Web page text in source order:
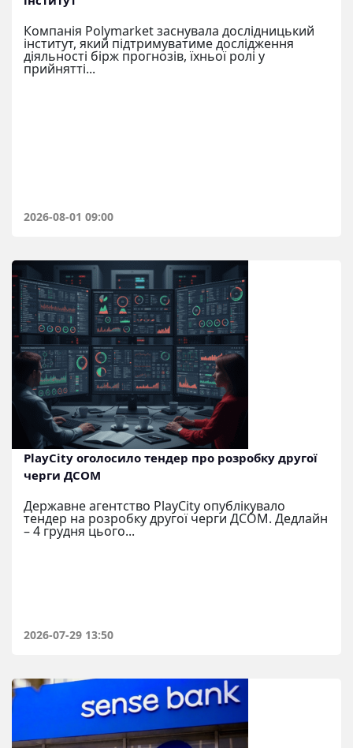
Компанія Polymarket заснувала дослідницький
інститут, який підтримуватиме дослідження
діяльності бірж прогнозів, їхньої ролі у
прийнятті...
2026-08-01 09:00
PlayCity оголосило тендер про розробку другої
черги ДСОМ
Державне агентство PlayCity опублікувало
тендер на розробку другої черги ДСОМ. Дедлайн
– 4 грудня цього...
2026-07-29 13:50